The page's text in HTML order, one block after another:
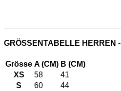
GRÖSSENTABELLE HERREN
Grösse A (CM) B (CM)
XS
58
41
S
60
44